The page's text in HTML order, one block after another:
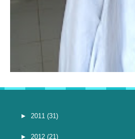
► 2011 (31)
► 2012 (21)